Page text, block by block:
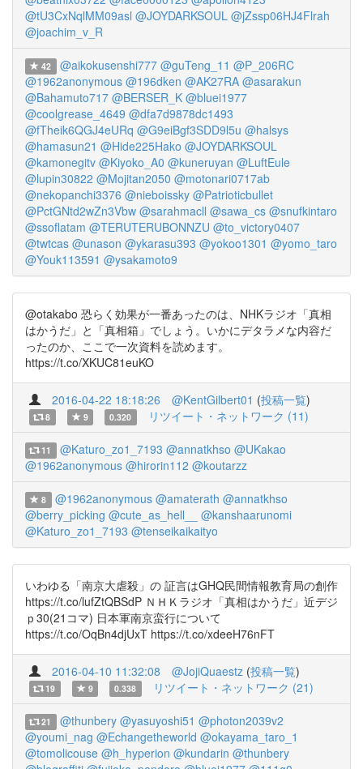
@tU3CxNqlMM09asl @JOYDARKSOUL @jZssp06HJ4Flrah
@joachim_v_R
42 @aikokusenshi777 @guTeng_11 @P_206RC
@1962anonymous @196dken @AK27RA @asarakun
@Bahamuto717 @BERSER_K @bluei1977
@coolgrease_4649 @dfa7d9878dc1493
@fTheik6QGJ4eURq @G9eiBgf3SDD9l5u @halsys
@hamasun21 @Hide225Hako @JOYDARKSOUL
@kamonegitv @Kiyoko_A0 @kuneruyan @LuftEule
@lupin30822 @Mojitan2050 @motonari0717ab
@nekopanchi3376 @nieboissky @Patrioticbullet
@PctGNtd2wZn3Vbw @sarahmacll @sawa_cs @snufkintaro
@ssoflatam @TERUTERUBONNZU @to_victory0407
@twtcas @unason @ykarasu393 @yokoo1301 @yomo_taro
@Youk113591 @ysakamoto9
@otakabo 恐らく効果が一番あったのは、NHKラジオ「真相
はかうだ」と「真相箱」でしょう。いかにデタラメな内容だ
ったのか、ここで一次資料を読めます。
https://t.co/XKUC81euKO
2016-04-22 18:18:26 @KentGilbert01 (投稿一覧)
8 9 0.320 リツイート・ネットワーク (11)
11 @Katuro_zo1_7193 @annatkhso @UKakao
@1962anonymous @hirorin112 @koutarzz
8 @1962anonymous @amaterath @annatkhso
@berry_picking @cute_as_hell__
@kanshaarunomi
@Katuro_zo1_7193 @tenseikaikaityo
いわゆる「南京大虐殺」の 証言はGHQ民間情報教育局の創作
https://t.co/lufZtQBSdP ＮＨＫラジオ「真相はかうだ」近デジ
ｐ30(21コマ) 日本軍南京蛮行について
https://t.co/OqBn4djUxT https://t.co/xdeeH76nFT
2016-04-10 11:32:08 @JojiQuaestz (投稿一覧)
19 9 0.338 リツイート・ネットワーク (21)
21 @thunbery @yasuyoshi51 @photon2039v2
@youmi_nag @Echangetheworld @okayama_taro_1
@tomolicouse @h_hyperion @kundarin @thunbery